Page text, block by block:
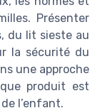
Présenter
du lit sieste au
la sécurité du
une approche
produit est
l’enfant.